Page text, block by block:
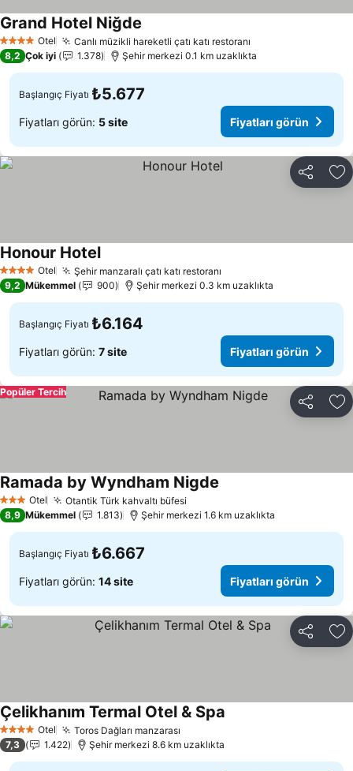
4 Yıldız Otel Canlı müzikli hareketli çatı katı restoranı
Grand Hotel Niğde
8,2 Çok iyi 1.378 Şehir merkezi 0.1 km uzaklıkta
Başlangıç Fiyatı ₺5.677
Fiyatları görün: 5 site Fiyatları görün
Paylaş
4 Yıldız Otel Şehir manzaralı çatı katı restoranı
Honour Hotel
9,2 Mükemmel 900 Şehir merkezi 0.3 km uzaklıkta
Başlangıç Fiyatı ₺6.164
Fiyatları görün: 7 site Fiyatları görün
Paylaş
Popüler Tercih
3 YıldızOtel Otantik Türk kahvaltı büfesi
Ramada by Wyndham Nigde
8,9 Mükemmel 1.813 Şehir merkezi 1.6 km uzaklıkta
Başlangıç Fiyatı ₺6.667
Fiyatları görün: 14 site Fiyatları görün
Paylaş
4 Yıldız Otel Toros Dağları manzarası
Çelikhanım Termal Otel & Spa
7,3 1.422 Şehir merkezi 8.6 km uzaklıkta